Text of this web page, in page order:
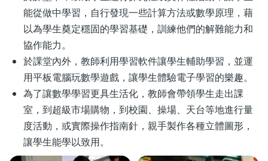
能從做中學習，自行發現一些計算方法或數學原理，藉
以為學生奠定穩固的學習基礎，訓練他們的解難能力和
協作能力。
於課堂內外，教師利用學習軟件讓學生輔助學習，並運
用平板電腦玩數學遊戲，讓學生體驗電子學習的樂趣。
為了讓數學學習更具生活化，教師會帶領學生走出課
室，到超級市場購物，到校園、操場、天台等地進行量
度活動，或實際操作指南針，親手製作各種立體圖形，
讓學生能學以致用。